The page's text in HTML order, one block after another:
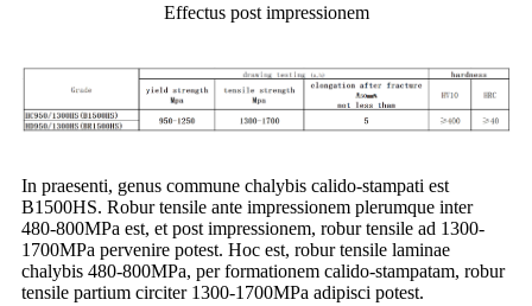
Effectus post impressionem
In praesenti, genus commune chalybis calido-stampati est
B1500HS. Robur tensile ante impressionem plerumque inter
480-800MPa est, et post impressionem, robur tensile ad 1300-
1700MPa pervenire potest. Hoc est, robur tensile laminae
chalybis 480-800MPa, per formationem calido-stampatam, robur
tensile partium circiter 1300-1700MPa adipisci potest.